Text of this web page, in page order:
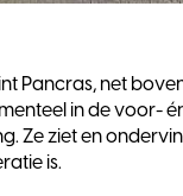
Pancras, net
in de voor-
Ze ziet en
is.